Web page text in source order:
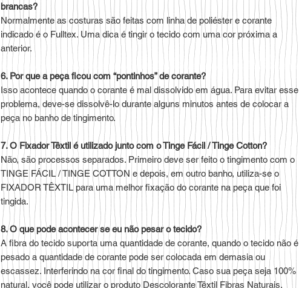
brancas?
Normalmente as costuras são feitas com linha de poliéster e corante
indicado é o Fulltex. Uma dica é tingir o tecido com uma cor próxima a
anterior.
6. Por que a peça ficou com “pontinhos” de corante?
Isso acontece quando o corante é mal dissolvido em água. Para evitar esse
problema, deve-se dissolvê-lo durante alguns minutos antes de colocar a
peça no banho de tingimento.
7. O Fixador Têxtil é utilizado junto com o Tinge Fácil / Tinge Cotton?
Não, são processos separados. Primeiro deve ser feito o tingimento com o
TINGE FÁCIL / TINGE COTTON e depois, em outro banho, utiliza-se o
FIXADOR TÊXTIL para uma melhor fixação do corante na peça que foi
tingida.
8. O que pode acontecer se eu não pesar o tecido?
A fibra do tecido suporta uma quantidade de corante, quando o tecido não é
pesado a quantidade de corante pode ser colocada em demasia ou
escassez. Interferindo na cor final do tingimento. Caso sua peça seja 100%
natural, você pode utilizar o produto Descolorante Têxtil Fibras Naturais,